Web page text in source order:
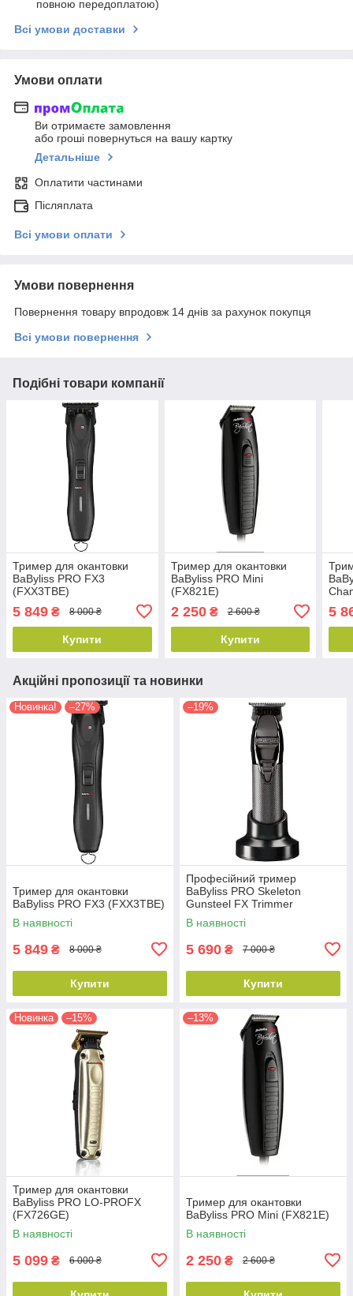
повною передоплатою)
Всі умови доставки
Умови оплати
Ви отримаєте замовлення
або гроші повернуться на вашу картку
Детальніше
Оплатити частинами
Післяплата
Всі умови оплати
Умови повернення
Повернення товару впродовж 14 днів за рахунок покупця
Всі умови повернення
Подібні товари компанії
Тример для окантовки
BaByliss PRO FX3
(FXX3TBE)
5 849 ₴ 8 000 ₴
Купити
Тример для окантовки
BaByliss PRO Mini
(FX821E)
2 250₴ 2 600 ₴
Купити
5
Акційні пропозиції та новинки
Новинка! –27%
Тример для окантовки
BaByliss PRO FX3 (FXX3TBE)
В наявності
5 849 ₴ 8 000 ₴
Купити
–19%
Професійний тример
BaByliss PRO Skeleton
Gunsteel FX Trimmer
(FX7870GSE)
В наявності
5 690 ₴ 7 000 ₴
Купити
Новинка –15%
Тример для окантовки
BaByliss PRO LO-PROFX
(FX726GE)
В наявності
5 099 ₴ 6 000 ₴
–13%
Тример для окантовки
BaByliss PRO Mini (FX821E)
В наявності
2 250 ₴ 2 600 ₴